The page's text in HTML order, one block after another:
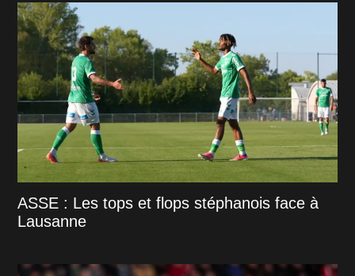
ASSE : Les tops et flops stéphanois face à
Lausanne